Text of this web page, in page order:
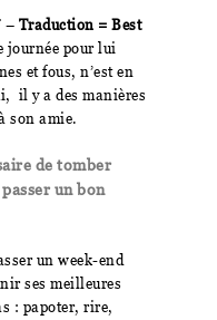
– Traduction = Best
journée pour lui
et fous, n’est en
il y a des manières
son amie.
de tomber
un bon
un week-end
ses meilleures
: papoter, rire,